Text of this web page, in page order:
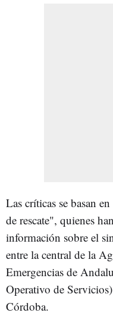
Las críticas se basan
de rescate", quienes
información sobre el
entre la central de la
Emergencias de
Operativo de
Córdoba.